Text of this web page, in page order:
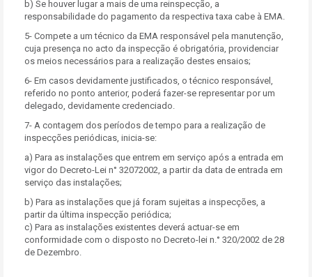
b) Se houver lugar a mais de uma reinspecção, a
responsabilidade do pagamento da respectiva taxa cabe à EMA.
5- Compete a um técnico da EMA responsável pela manutenção,
cuja presença no acto da inspecção é obrigatória, providenciar
os meios necessários para a realização destes ensaios;
6- Em casos devidamente justificados, o técnico responsável,
referido no ponto anterior, poderá fazer-se representar por um
delegado, devidamente credenciado.
7- A contagem dos períodos de tempo para a realização de
inspecções periódicas, inicia-se:
a) Para as instalações que entrem em serviço após a entrada em
vigor do Decreto-Lei n° 32072002, a partir da data de entrada em
serviço das instalações;
b) Para as instalações que já foram sujeitas a inspecções, a
partir da última inspecção periódica;
c) Para as instalações existentes deverá actuar-se em
conformidade com o disposto no Decreto-lei n.° 320/2002 de 28
de Dezembro.